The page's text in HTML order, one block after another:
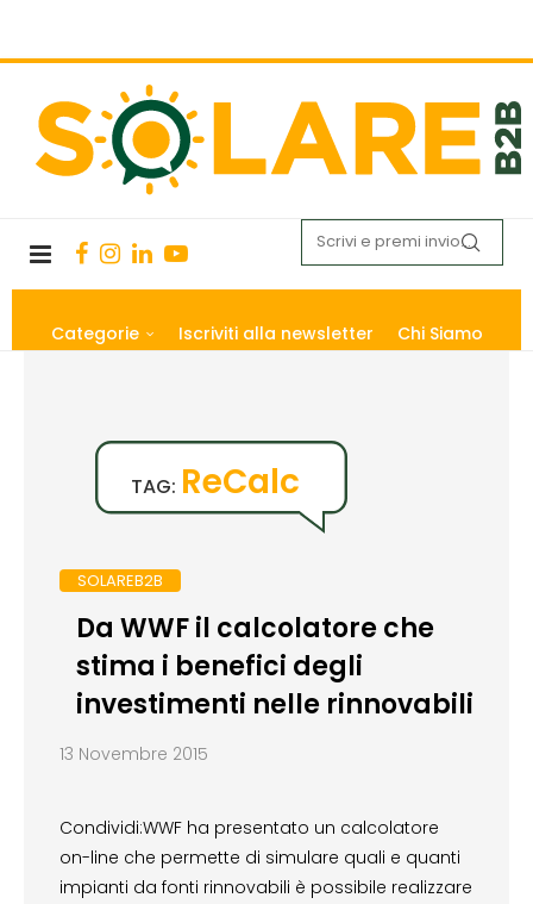
Categorie Iscriviti alla newsletter Chi Siamo
TAG: ReCalc
SOLAREB2B
Da WWF il calcolatore che
stima i benefici degli
investimenti nelle rinnovabili
13 Novembre 2015
Condividi:WWF ha presentato un calcolatore
on-line che permette di simulare quali e quanti
impianti da fonti rinnovabili è possibile realizzare